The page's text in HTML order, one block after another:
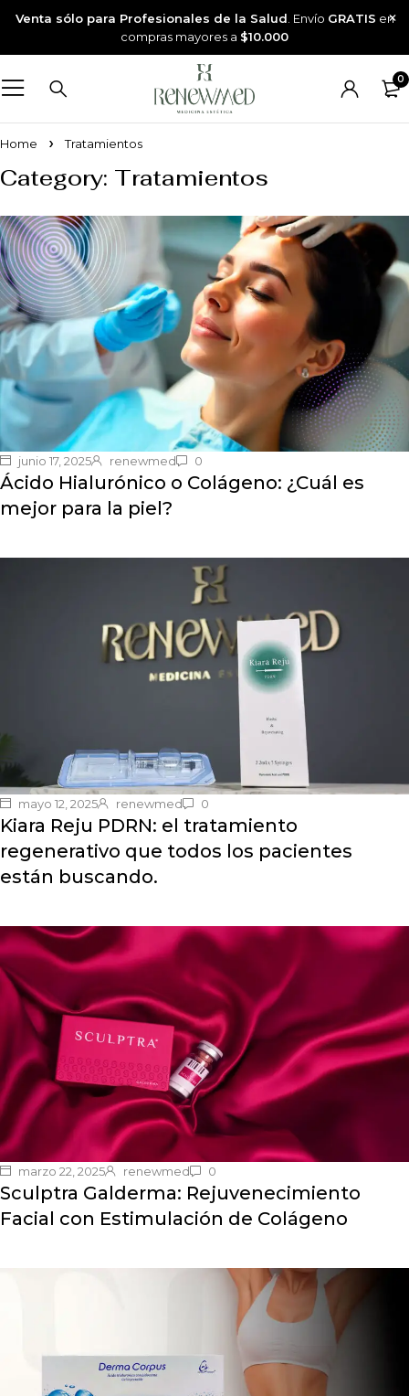
Venta sólo para Profesionales de la Salud . Envío GRATIS en
compras mayores a $10.000
0
Home Tratamientos
Category: Tratamientos
junio 17, 2025 renewmed 0
Ácido Hialurónico o Colágeno: ¿Cuál es
mejor para la piel?
mayo 12, 2025 renewmed 0
Kiara Reju PDRN: el tratamiento
regenerativo que todos los pacientes
están buscando.
marzo 22, 2025 renewmed 0
Sculptra Galderma: Rejuvenecimiento
Facial con Estimulación de Colágeno